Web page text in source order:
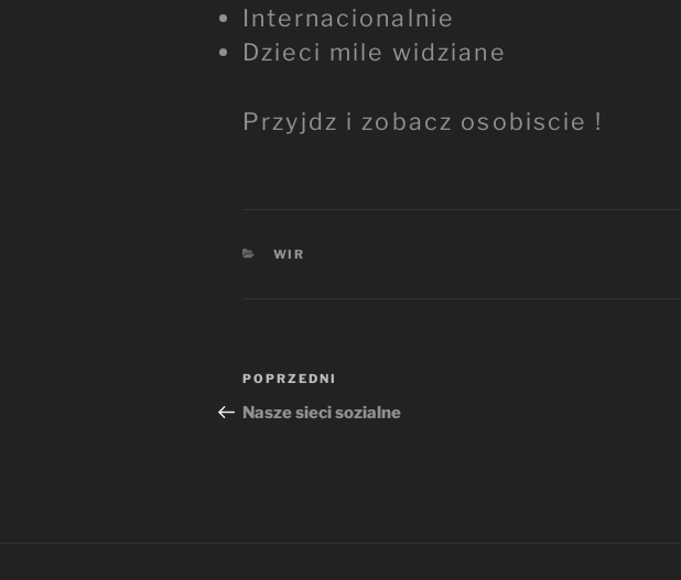
Internacionalnie
Dzieci mile widziane
Przyjdz i zobacz osobiscie !
KATEGORIE
WIR
Nawigacja
wpisu
Poprzedni
wpis
POPRZEDNI
Nasze sieci sozialne